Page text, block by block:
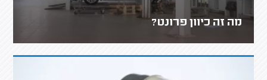
מה זה כיוון פרונט?